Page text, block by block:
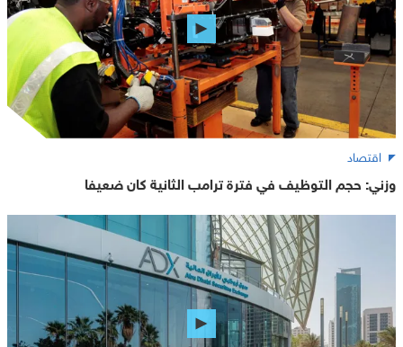
اقتصاد
وزني: حجم التوظيف في فترة ترامب الثانية كان ضعيفا